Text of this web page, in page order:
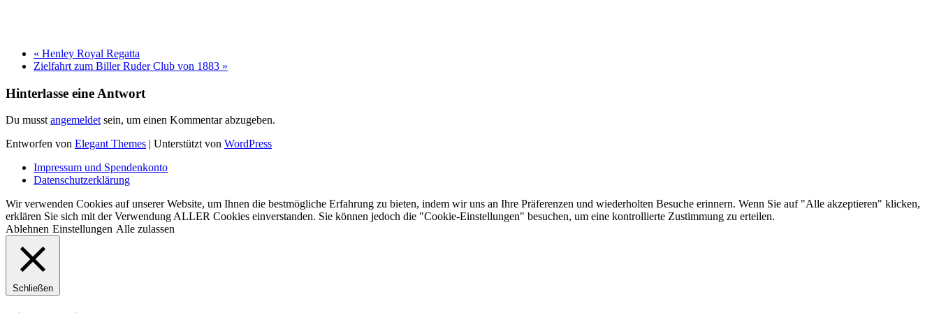
« Henley Royal Regatta
Zielfahrt zum Biller Ruder Club von 1883 »
Hinterlasse eine Antwort
Du musst angemeldet sein, um einen Kommentar abzugeben.
Entworfen von Elegant Themes | Unterstützt von WordPress
Impressum und Spendenkonto
Datenschutzerklärung
Wir verwenden Cookies auf unserer Website, um Ihnen die bestmögliche Erfahrung zu bieten, indem wir uns an Ihre Präferenzen und wiederholten Besuche erinnern. Wenn Sie auf "Alle akzeptieren" klicken,
erklären Sie sich mit der Verwendung ALLER Cookies einverstanden. Sie können jedoch die "Cookie-Einstellungen" besuchen, um eine kontrollierte Zustimmung zu erteilen.
Ablehnen Einstellungen Alle zulassen
Schließen